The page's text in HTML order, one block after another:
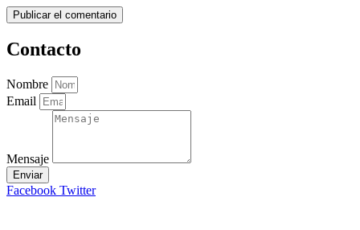
Contacto
Nombre
Email
Mensaje
Enviar
Facebook Twitter